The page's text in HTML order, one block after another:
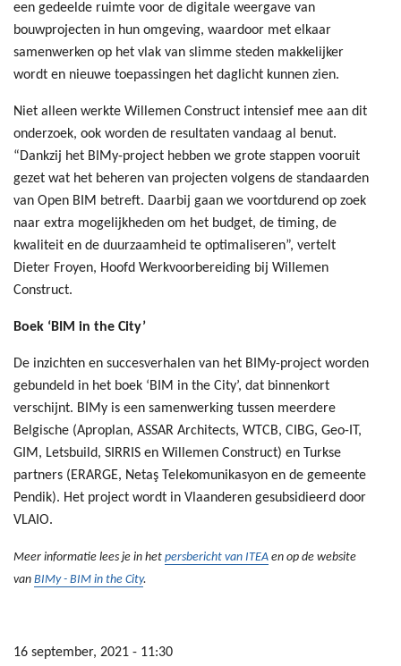
een gedeelde ruimte voor de digitale weergave van
bouwprojecten in hun omgeving, waardoor met elkaar
samenwerken op het vlak van slimme steden makkelijker
wordt en nieuwe toepassingen het daglicht kunnen zien.
Niet alleen werkte Willemen Construct intensief mee aan dit
onderzoek, ook worden de resultaten vandaag al benut.
“Dankzij het BIMy-project hebben we grote stappen vooruit
gezet wat het beheren van projecten volgens de standaarden
van Open BIM betreft. Daarbij gaan we voortdurend op zoek
naar extra mogelijkheden om het budget, de timing, de
kwaliteit en de duurzaamheid te optimaliseren”, vertelt
Dieter Froyen, Hoofd Werkvoorbereiding bij Willemen
Construct.
Boek ‘BIM in the City’
De inzichten en succesverhalen van het BIMy-project worden
gebundeld in het boek ‘BIM in the City’, dat binnenkort
verschijnt. BIMy is een samenwerking tussen meerdere
Belgische (Aproplan, ASSAR Architects, WTCB, CIBG, Geo-IT,
GIM, Letsbuild, SIRRIS en Willemen Construct) en Turkse
partners (ERARGE, Netaş Telekomunikasyon en de gemeente
Pendik). Het project wordt in Vlaanderen gesubsidieerd door
VLAIO.
Meer informatie lees je in het persbericht van ITEA en op de website
van BIMy - BIM in the City.
16 september, 2021 - 11:30